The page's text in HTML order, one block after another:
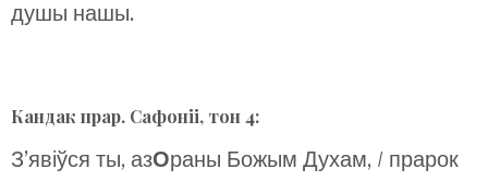
душы нашы.
Кандак прар. Сафоніі, тон 4:
З’явіўся ты, азОраны Божым Духам, / прарок